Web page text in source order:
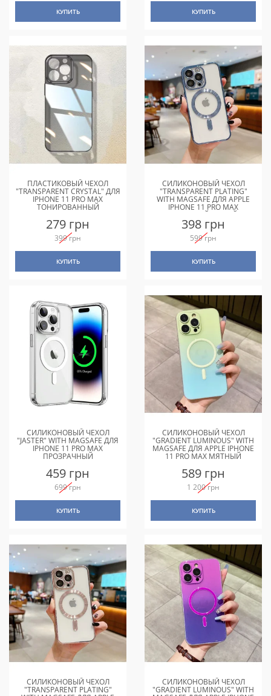
КУПИТЬ КУПИТЬ
ПЛАСТИКОВЫЙ ЧЕХОЛ
"TRANSPARENT CRYSTAL" ДЛЯ
IPHONE 11 PRO MAX
ТОНИРОВАННЫЙ
279 грн
399 грн
КУПИТЬ
СИЛИКОНОВЫЙ ЧЕХОЛ
"TRANSPARENT PLATING"
WITH MAGSAFE ДЛЯ APPLE
IPHONE 11 PRO MAX
СТАЛЬНОЙ СИНИЙ
398 грн
599 грн
КУПИТЬ
СИЛИКОНОВЫЙ ЧЕХОЛ
"JASTER" WITH MAGSAFE ДЛЯ
IPHONE 11 PRO MAX
ПРОЗРАЧНЫЙ
459 грн
699 грн
КУПИТЬ
СИЛИКОНОВЫЙ ЧЕХОЛ
"GRADIENT LUMINOUS" WITH
MAGSAFE ДЛЯ APPLE IPHONE
11 PRO MAX МЯТНЫЙ
589 грн
1 200 грн
КУПИТЬ
СИЛИКОНОВЫЙ ЧЕХОЛ
"TRANSPARENT PLATING"
СИЛИКОНОВЫЙ ЧЕХОЛ
"GRADIENT LUMINOUS" WITH